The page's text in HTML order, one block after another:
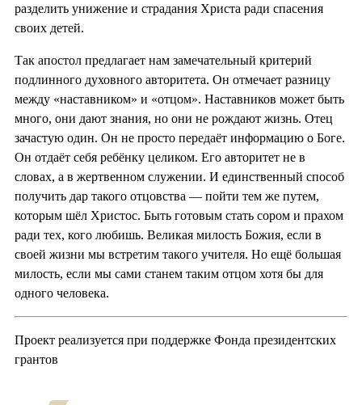
разделить унижение и страдания Христа ради спасения
своих детей.
Так апостол предлагает нам замечательный критерий
подлинного духовного авторитета. Он отмечает разницу
между «наставником» и «отцом». Наставников может быть
много, они дают знания, но они не рождают жизнь. Отец
зачастую один. Он не просто передаёт информацию о Боге.
Он отдаёт себя ребёнку целиком. Его авторитет не в
словах, а в жертвенном служении. И единственный способ
получить дар такого отцовства — пойти тем же путем,
которым шёл Христос. Быть готовым стать сором и прахом
ради тех, кого любишь. Великая милость Божия, если в
своей жизни мы встретим такого учителя. Но ещё большая
милость, если мы сами станем таким отцом хотя бы для
одного человека.
Проект реализуется при поддержке Фонда президентских
грантов